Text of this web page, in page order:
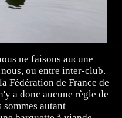
ne faisons aucune
ou entre inter-club.
Fédération de France de
a donc aucune règle de
autant